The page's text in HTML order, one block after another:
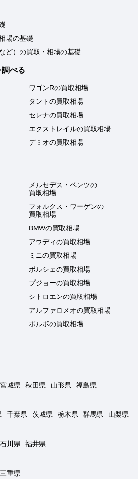
場の基礎
ど）の買取・相場の基礎
調べる
ワゴンRの買取相場
タントの買取相場
セレナの買取相場
エクストレイルの買取相場
デミオの買取相場
メルセデス・ベンツの
買取相場
フォルクス・ワーゲンの
買取相場
BMWの買取相場
アウディの買取相場
ミニの買取相場
ポルシェの買取相場
プジョーの買取相場
シトロエンの買取相場
アルファロメオの買取相場
ボルボの買取相場
宮城県 秋田県 山形県
福島県
千葉県 茨城県 栃木県 群馬県
山梨県
石川県
福井県
三重県